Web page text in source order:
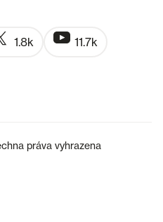
1.8k 11.7k
práva vyhrazena